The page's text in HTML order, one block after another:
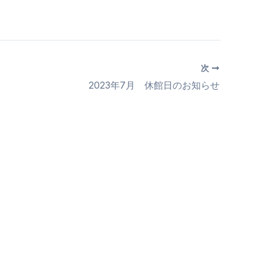
次
2023年7月 休館日のお知らせ